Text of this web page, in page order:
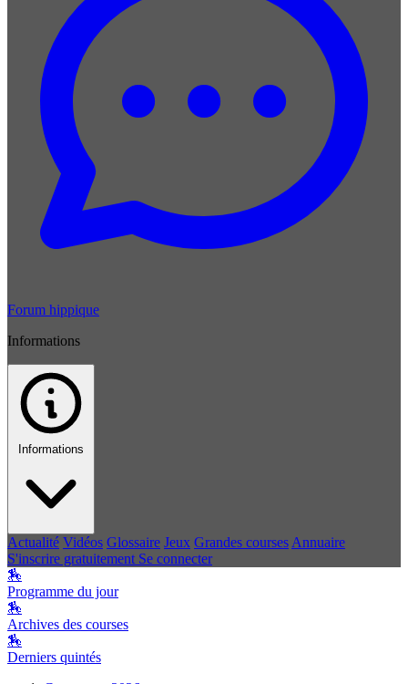
Forum hippique
Informations
Informations
Actualité Vidéos Glossaire Jeux Grandes courses Annuaire
S'inscrire gratuitement Se connecter
🏇
Programme du jour
🏇
Archives des courses
🏇
Derniers quintés